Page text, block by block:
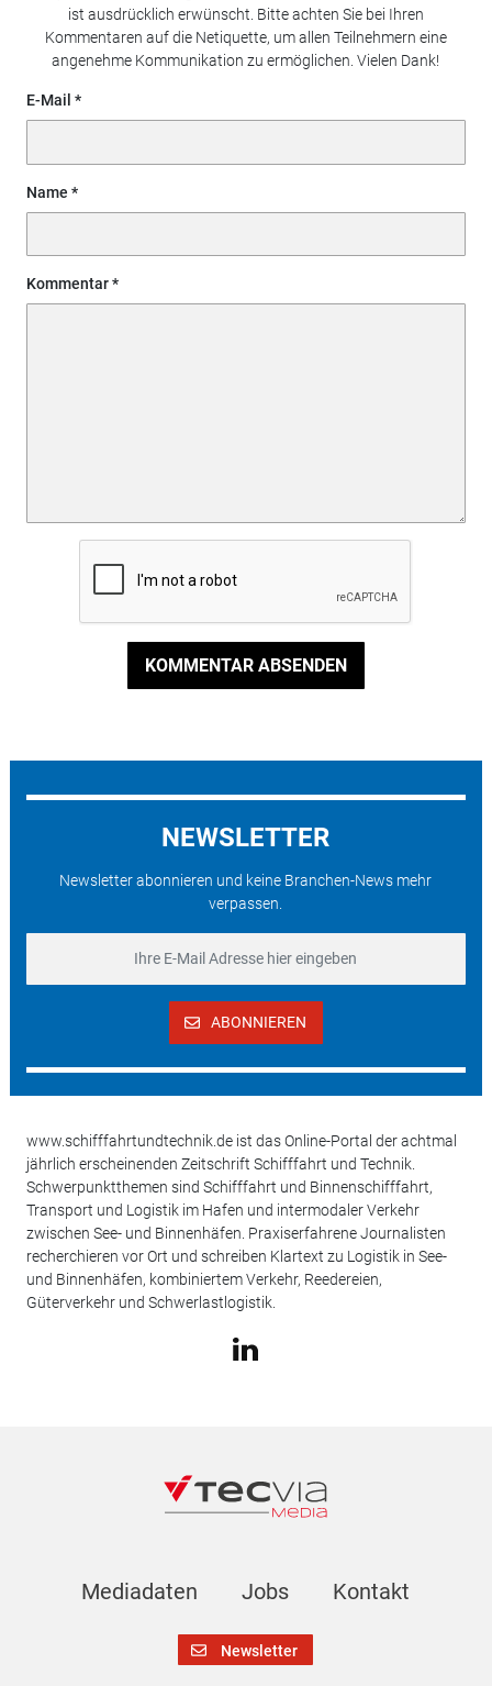
ist ausdrücklich erwünscht. Bitte achten Sie bei Ihren
Kommentaren auf die Netiquette, um allen Teilnehmern eine
angenehme Kommunikation zu ermöglichen. Vielen Dank!
E-Mail
Name
Kommentar
KOMMENTAR ABSENDEN
NEWSLETTER
Newsletter abonnieren und keine Branchen-News mehr
verpassen.
ABONNIEREN
www.schifffahrtundtechnik.de ist das Online-Portal der achtmal
jährlich erscheinenden Zeitschrift Schifffahrt und Technik.
Schwerpunktthemen sind Schifffahrt und Binnenschifffahrt,
Transport und Logistik im Hafen und intermodaler Verkehr
zwischen See- und Binnenhäfen. Praxiserfahrene Journalisten
recherchieren vor Ort und schreiben Klartext zu Logistik in See-
und Binnenhäfen, kombiniertem Verkehr, Reedereien,
Güterverkehr und Schwerlastlogistik.
Mediadaten Jobs Kontakt
Newsletter